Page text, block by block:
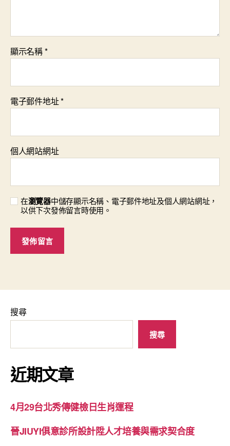
顯示名稱*
電子郵件地址*
個人網站網址
在瀏覽器中儲存顯示名稱、電子郵件地址及個人網站網址，
以供下次發佈留言時使用。
搜尋
搜尋
近期文章
4月29台北秀傳健檢日生肖運程
晉JIUYI俱意診所設計陞人才培養與需求契合度